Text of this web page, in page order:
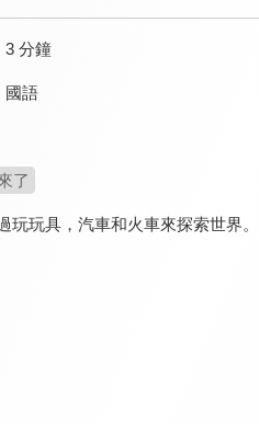
3 分鐘
國語
了
玩具，汽車和火車來探索世界